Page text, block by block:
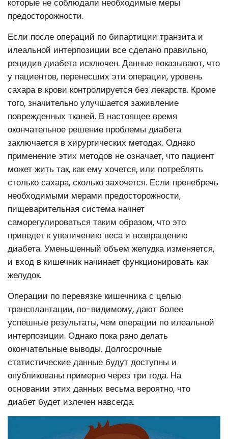
предосторожности.
Если после операций по бипартиции транзита и
илеальной интерпозиции все сделано правильно,
рецидив диабета исключен. Данные показывают, что
у пациентов, перенесших эти операции, уровень
сахара в крови контролируется без лекарств. Кроме
того, значительно улучшается заживление
поврежденных тканей. В настоящее время
окончательное решение проблемы диабета
заключается в хирургических методах. Однако
применение этих методов не означает, что пациент
может жить так, как ему хочется, или потреблять
столько сахара, сколько захочется. Если пренебречь
необходимыми мерами предосторожности,
пищеварительная система начнет
саморегулироваться таким образом, что это
приведет к увеличению веса и возвращению
диабета. Уменьшенный объем желудка изменяется,
и вход в кишечник начинает функционировать как
желудок.
Операции по перевязке кишечника с целью
трансплантации, по-видимому, дают более
успешные результаты, чем операции по илеальной
интерпозиции. Однако пока рано делать
окончательные выводы. Долгосрочные
статистические данные будут доступны и
опубликованы примерно через три года. На
основании этих данных весьма вероятно, что
диабет будет излечен навсегда.